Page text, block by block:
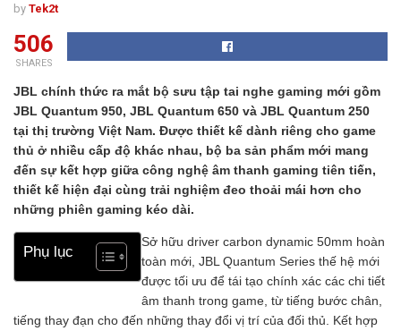
by Tek2t
506
SHARES
JBL chính thức ra mắt bộ sưu tập tai nghe gaming mới gồm
JBL Quantum 950, JBL Quantum 650 và JBL Quantum 250
tại thị trường Việt Nam. Được thiết kế dành riêng cho game
thủ ở nhiều cấp độ khác nhau, bộ ba sản phẩm mới mang
đến sự kết hợp giữa công nghệ âm thanh gaming tiên tiến,
thiết kế hiện đại cùng trải nghiệm đeo thoải mái hơn cho
những phiên gaming kéo dài.
Phụ lục
Sở hữu driver carbon dynamic 50mm hoàn
toàn mới, JBL Quantum Series thế hệ mới
được tối ưu để tái tạo chính xác các chi tiết
âm thanh trong game, từ tiếng bước chân,
tiếng thay đạn cho đến những thay đổi vị trí của đối thủ. Kết hợp